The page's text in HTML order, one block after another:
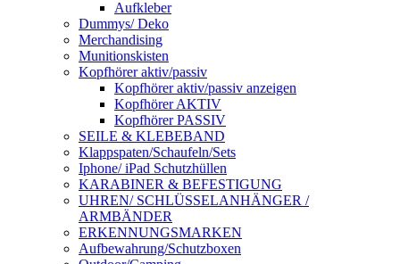
Aufkleber
Dummys/ Deko
Merchandising
Munitionskisten
Kopfhörer aktiv/passiv
Kopfhörer aktiv/passiv anzeigen
Kopfhörer AKTIV
Kopfhörer PASSIV
SEILE & KLEBEBAND
Klappspaten/Schaufeln/Sets
Iphone/ iPad Schutzhüllen
KARABINER & BEFESTIGUNG
UHREN/ SCHLÜSSELANHÄNGER /
ARMBÄNDER
ERKENNUNGSMARKEN
Aufbewahrung/Schutzboxen